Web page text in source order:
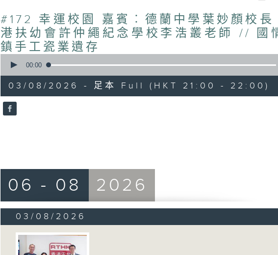
#172 幸運校園 嘉賓︰德蘭中學葉妙顏校
港扶幼會許仲繩紀念學校李浩叢老師 // 國
鎮手工瓷業遺存
seconds
54
minutes,
43
seconds
90%
00:00
03/08/2026 - 足本 Full (HKT 21:00 - 22:00)
06 - 08 2026
03/08/2026